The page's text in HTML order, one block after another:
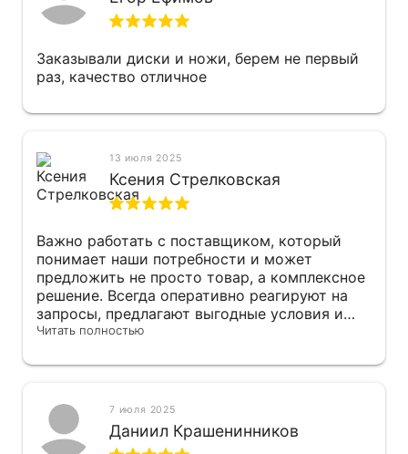
Заказывали диски и ножи, берем не первый
раз, качество отличное
13 июля 2025
Ксения Стрелковская
Важно работать с поставщиком, который
понимает наши потребности и может
предложить не просто товар, а комплексное
решение. Всегда оперативно реагируют на
запросы, предлагают выгодные условия и
предоставляют всю необходимую
Читать полностью
7 июля 2025
Даниил Крашенинников